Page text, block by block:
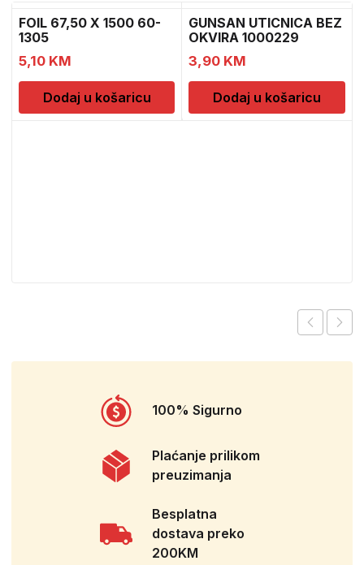
FOIL 67,50 X 1500 60-
1305
5,10 KM
Dodaj u košaricu
GUNSAN UTICNICA BEZ
OKVIRA 1000229
3,90 KM
Dodaj u košaricu
100% Sigurno
Plaćanje prilikom
preuzimanja
Besplatna
dostava preko
200KM